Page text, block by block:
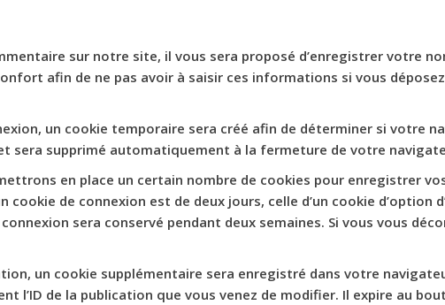
sur notre site, il vous sera proposé d’enregistrer votre
afin de ne pas avoir à saisir ces informations si vous
un cookie temporaire sera créé afin de déterminer si votre
sera supprimé automatiquement à la fermeture de votre
en place un certain nombre de cookies pour enregistrer
cookie de connexion est de deux jours, celle d’un cookie d’option
sera conservé pendant deux semaines. Si vous vous
un cookie supplémentaire sera enregistré dans votre
l’ID de la publication que vous venez de modifier. Il expire au